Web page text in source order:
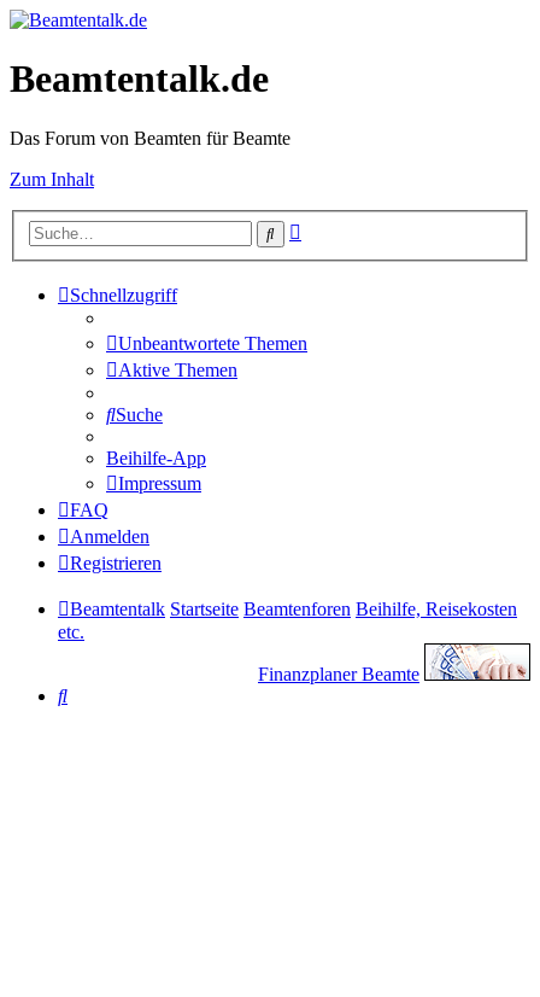
Beamtentalk.de
Das Forum von Beamten für Beamte
Zum Inhalt
Suche
Schnellzugriff
Unbeantwortete Themen
Aktive Themen
Suche
Beihilfe-App
Impressum
FAQ
Anmelden
Registrieren
Beamtentalk Startseite Beamtenforen Beihilfe, Reisekosten
etc.
Finanzplaner Beamte
Suche